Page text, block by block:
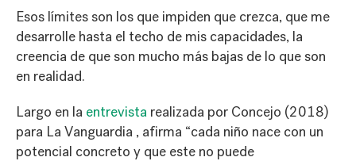
Esos límites son los que impiden que crezca, que me
desarrolle hasta el techo de mis capacidades, la
creencia de que son mucho más bajas de lo que son
en realidad.
Largo en la entrevista realizada por Concejo (2018)
para La Vanguardia , afirma “cada niño nace con un
potencial concreto y que este no puede